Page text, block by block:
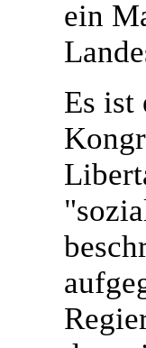
ein
Es ist